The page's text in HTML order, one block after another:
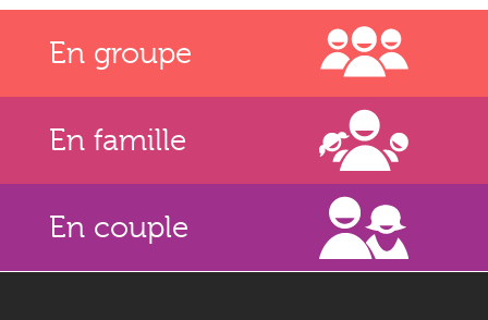
En groupe
En famille
En couple